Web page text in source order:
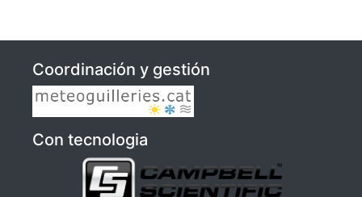
Coordinación y gestión
Con tecnologia